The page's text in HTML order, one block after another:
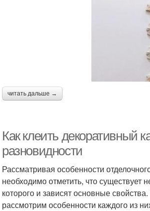
читать дальше →
Как клеить декоративный
разновидности
Рассматривая особенности
необходимо отметить, что
которого и зависят основные
рассмотрим особенности каждого из